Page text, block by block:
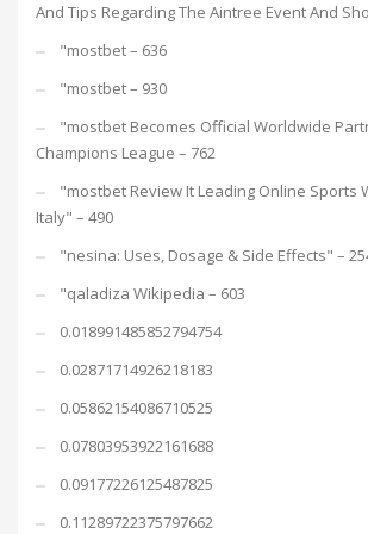
And Tips Regarding The Aintree Event And
"mostbet – 636
"mostbet – 930
"mostbet Becomes Official Worldwide
Champions League – 762
"mostbet Review It Leading Online Sports
Italy" – 490
"nesina: Uses, Dosage & Side Effects" –
"qaladiza Wikipedia – 603
0.018991485852794754
0.02871714926218183
0.05862154086710525
0.07803953922161688
0.09177226125487825
0.11289722375797662